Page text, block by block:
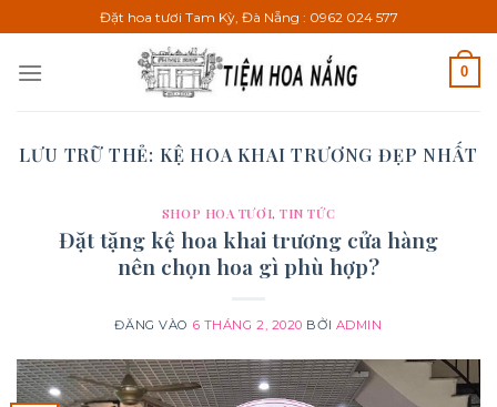
qua
nội
Đặt hoa tươi Tam Kỳ, Đà Nẵng : 0962 024 577
0
LƯU TRỮ THẺ: KỆ HOA KHAI TRƯƠNG ĐẸP NHẤT
SHOP HOA TƯƠI,TIN TỨC
Đặt tặng kệ hoa khai trương cửa hàng
nên chọn hoa gì phù hợp?
ĐĂNG VÀO 6 THÁNG 2, 2020 BỞI ADMIN